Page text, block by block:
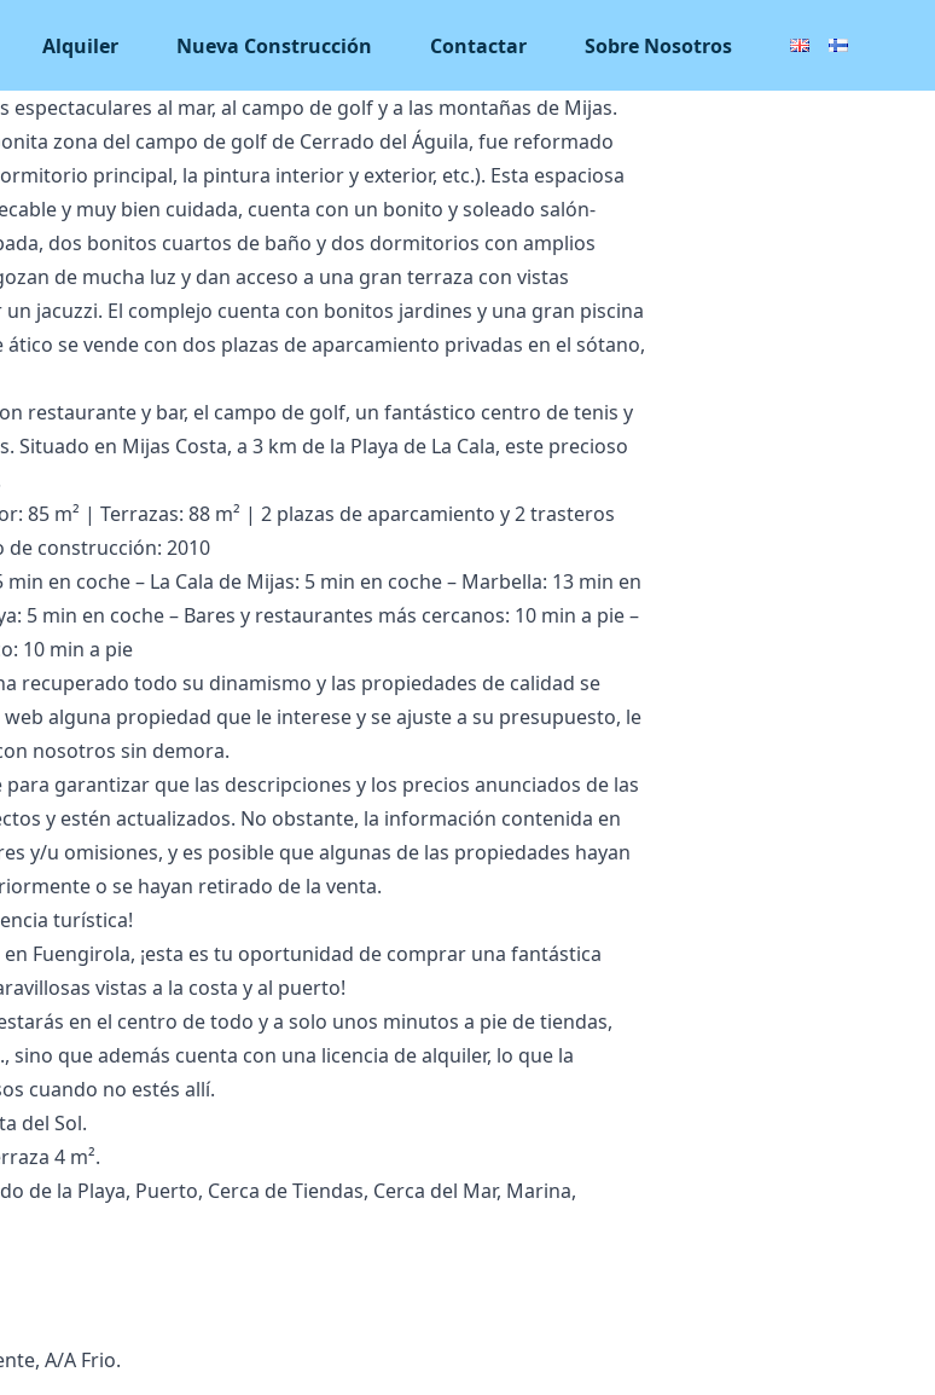
Alquiler Nueva Construcción Contactar Sobre Nosotros
espectaculares al mar, al campo de golf y a las montañas de Mijas.
zona del campo de golf de Cerrado del Águila, fue reformado
principal, la pintura interior y exterior, etc.). Esta espaciosa
y muy bien cuidada, cuenta con un bonito y soleado salón-
dos bonitos cuartos de baño y dos dormitorios con amplios
de mucha luz y dan acceso a una gran terraza con vistas
jacuzzi. El complejo cuenta con bonitos jardines y una gran piscina
se vende con dos plazas de aparcamiento privadas en el sótano,
restaurante y bar, el campo de golf, un fantástico centro de tenis y
en Mijas Costa, a 3 km de la Playa de La Cala, este precioso
85 m² | Terrazas: 88 m² | 2 plazas de aparcamiento y 2 trasteros
construcción: 2010
en coche – La Cala de Mijas: 5 min en coche – Marbella: 13 min en
5 min en coche – Bares y restaurantes más cercanos: 10 min a pie –
10 min a pie
recuperado todo su dinamismo y las propiedades de calidad se
alguna propiedad que le interese y se ajuste a su presupuesto, le
nosotros sin demora.
garantizar que las descripciones y los precios anunciados de las
y estén actualizados. No obstante, la información contenida en
‌y/u omisiones, y es posible ‌que ‌algunas ‌de las propiedades ‌hayan
‌o ‌se ‌hayan ‌retirado ‌de ‌la ‌venta.
turística!
Fuengirola, ¡esta es tu oportunidad de comprar una fantástica
vistas a la costa y al puerto!
en el centro de todo y a solo unos minutos a pie de tiendas,
que además cuenta con una licencia de alquiler, lo que la
cuando no estés allí.
del Sol.
4 m².
de la Playa, Puerto, Cerca de Tiendas, Cerca del Mar, Marina,
A/A Frio.